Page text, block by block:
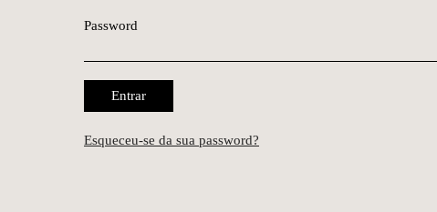
Password
Entrar
Esqueceu-se da sua password?